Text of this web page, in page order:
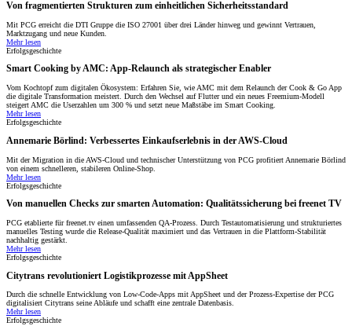
Von fragmentierten Strukturen zum einheitlichen Sicherheitsstandard
Mit PCG erreicht die DTI Gruppe die ISO 27001 über drei Länder hinweg und gewinnt Vertrauen,
Marktzugang und neue Kunden.
Mehr lesen
Erfolgsgeschichte
Smart Cooking by AMC: App-Relaunch als strategischer Enabler
Vom Kochtopf zum digitalen Ökosystem: Erfahren Sie, wie AMC mit dem Relaunch der Cook & Go App
die digitale Transformation meistert. Durch den Wechsel auf Flutter und ein neues Freemium-Modell
steigert AMC die Userzahlen um 300 % und setzt neue Maßstäbe im Smart Cooking.
Mehr lesen
Erfolgsgeschichte
Annemarie Börlind: Verbessertes Einkaufserlebnis in der AWS-Cloud
Mit der Migration in die AWS-Cloud und technischer Unterstützung von PCG profitiert Annemarie Börlind
von einem schnelleren, stabileren Online-Shop.
Mehr lesen
Erfolgsgeschichte
Von manuellen Checks zur smarten Automation: Qualitätssicherung bei freenet TV
PCG etablierte für freenet.tv einen umfassenden QA-Prozess. Durch Testautomatisierung und strukturiertes
manuelles Testing wurde die Release-Qualität maximiert und das Vertrauen in die Plattform-Stabilität
nachhaltig gestärkt.
Mehr lesen
Erfolgsgeschichte
Citytrans revolutioniert Logistikprozesse mit AppSheet
Durch die schnelle Entwicklung von Low-Code-Apps mit AppSheet und der Prozess-Expertise der PCG
digitalisiert Citytrans seine Abläufe und schafft eine zentrale Datenbasis.
Mehr lesen
Erfolgsgeschichte